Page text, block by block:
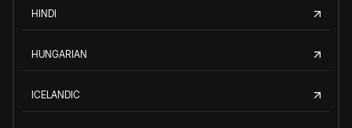
HINDI
HUNGARIAN
ICELANDIC